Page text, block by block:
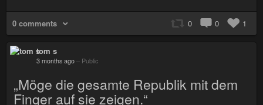
0 comments 0 0 1
tom s
3 months ago – Public
„Möge die gesamte Republik mit dem
Finger auf sie zeigen.“